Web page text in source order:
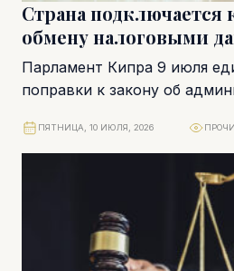
Страна подключается
обмену налоговыми
Парламент Кипра 9 июля
поправки к закону об
документ проголосовал 51
ПЯТНИЦА, 10 ИЮЛЯ, 2026